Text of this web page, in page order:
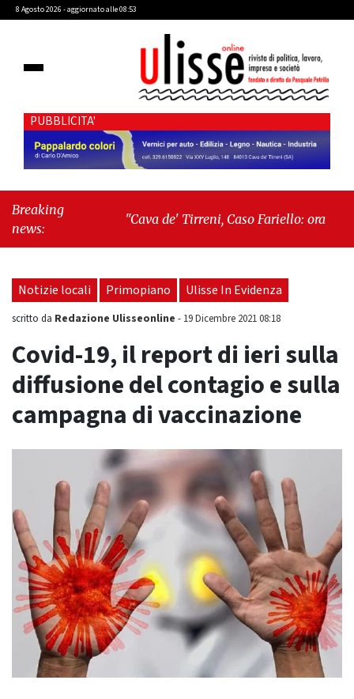
8 Agosto 2026 - aggiornato alle 08:53
PUBBLICITA'
Breaking
news:
"Cava de' Tirreni, Caso Fariello: ora torniamo
Notizie locali Primopiano Ulisse In Evidenza
scritto da Redazione Ulisseonline - 19 Dicembre 2021 08:18
Covid-19, il report di ieri sulla
diffusione del contagio e sulla
campagna di vaccinazione